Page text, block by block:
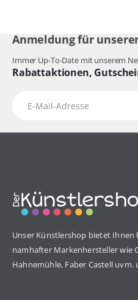
Anmeldung für
Immer Up-To-Date mit unserem
Rabattaktionen,
Unser Künstlershop bietet
namhafter Markenhersteller wie
Hahnemühle, Faber Castell